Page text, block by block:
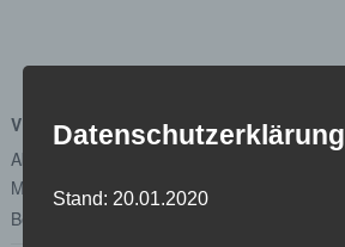
VERANSTALTUNGSORT
Abgeordnetenhaus von Berlin
Margot-Friedländer-Platz
Berlin
Datenschutzerklärung
Stand: 20.01.2020